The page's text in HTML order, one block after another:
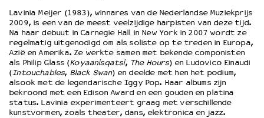
Culturele boycot Israël
Ruimte voor artistieke vrijheid – VNPF
Lavinia Meijer (1983), winnares van de Nederlandse Muziekprijs
2009, is een van de meest veelzijdige harpisten van deze tijd.
Na haar debuut in Carnegie Hall in New York in 2007 wordt ze
regelmatig uitgenodigd om als soliste op te treden in Europa,
Azië en Amerika. Ze werkte samen met bekende componisten
als Philip Glass (Koyaanisqatsi, The Hours) en Ludovico Einaudi
(Intouchables, Black Swan) en deelde met hen het podium,
alsook met de legendarische Iggy Pop. Haar albums zijn
bekroond met een Edison Award en een gouden en platina
status. Lavinia experimenteert graag met verschillende
kunstvormen, zoals theater, dans, elektronica en jazz.